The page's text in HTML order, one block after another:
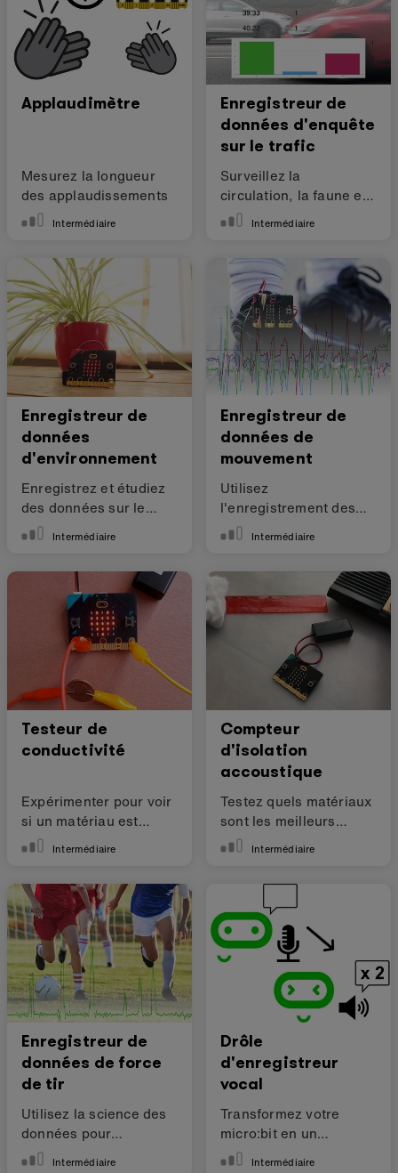
Applaudimètre
Mesurez la longueur
des applaudissements
Intermédiaire
Enregistreur de
données d'enquête
sur le trafic
Surveillez la
circulation, la faune et
la flore ou tout ce qui
vous entoure !
Intermédiaire
Enregistreur de
données
d'environnement
Enregistrez et étudiez
des données sur le
monde qui vous
entoure
Intermédiaire
Enregistreur de
données de
mouvement
Utilisez
l'enregistrement des
données pour
améliorer votre
Intermédiaire
Testeur de
conductivité
Expérimenter pour voir
si un matériau est
conducteur
d'électricité.
Intermédiaire
Compteur
d'isolation
accoustique
Testez quels matériaux
sont les meilleurs
isolants acoustiques
Intermédiaire
Enregistreur de
données de force
de tir
Utilisez la science des
données pour
améliorer vos
Intermédiaire
Drôle
d'enregistreur
vocal
Transformez votre
micro:bit en un
modificateur de voix.
Intermédiaire